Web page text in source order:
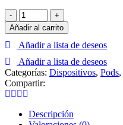
-
Xros
6
Mini
(Plume
Blue)
-
Vaporesso
cantidad
+
Añadir al carrito
Añadir a lista de deseos
Añadir a lista de deseos
Categorías: Dispositivos, Pods,
Compartir:
Descripción